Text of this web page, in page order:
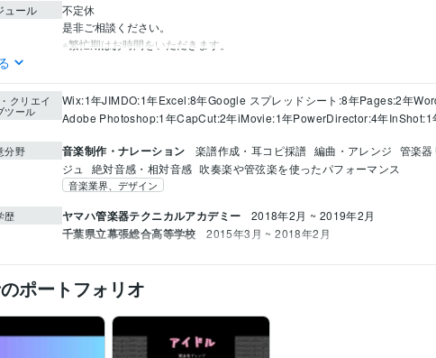
ュール
不定休
是非ご相談ください。
※繁忙期はお時間をいただきます。
クリエイ
ツール
Wix:1年JIMDO:1年Excel:8年Google スプレッドシート:8年Pages:2年
Adobe Photoshop:1年CapCut:2年iMovie:1年PowerDirector:4年InShot:1
分野 音楽制作・ナレーション 楽譜作成・耳コピ採譜 編曲・アレンジ 管楽器
ジュ
絶対音感・相対音感 吹奏楽や管弦楽を使ったパフォーマンス
音楽業界、デザイン
歴 ヤマハ管楽器テクニカルアカデミー 2018年2月 ~ 2019年2月
千葉県立幕張総合高等学校 2015年3月 ~ 2018年2月
ポートフォリオ